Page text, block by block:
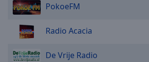
PokoeFM
Radio Acacia
De Vrije Radio